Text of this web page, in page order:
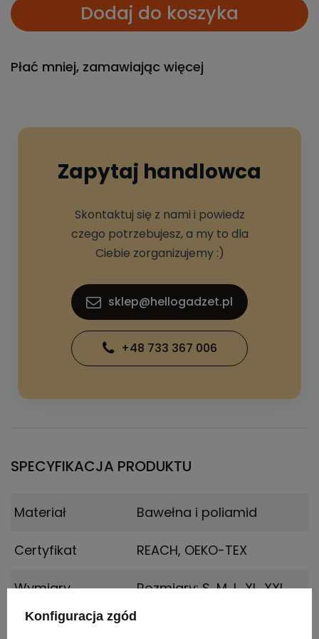
Dodaj do koszyka
Płać mniej, zamawiając więcej
Zapytaj handlowca
Skontaktuj się z nami i powiedz
czego potrzebujesz, a my to dla
Ciebie zorganizujemy :)
sklep@hellogadzet.pl
+48 733 367 006
SPECYFIKACJA PRODUKTU
Materiał Bawełna i poliamid
Certyfikat REACH, OEKO-TEX
Wymiary
Rozmiary: S, M, L, XL, XXL
Konfiguracja zgód